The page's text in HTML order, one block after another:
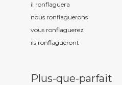
il ronflaguera
nous ronflaguerons
vous ronflaguerez
ils ronflagueront
Plus-que-parfait